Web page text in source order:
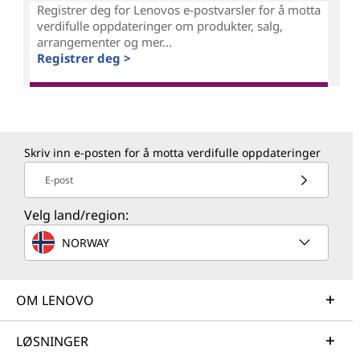
Registrer deg for Lenovos e-postvarsler for å motta
verdifulle oppdateringer om produkter, salg,
arrangementer og mer...
Registrer deg >
Skriv inn e-posten for å motta verdifulle oppdateringer
E-post
Velg land/region:
NORWAY
OM LENOVO
LØSNINGER